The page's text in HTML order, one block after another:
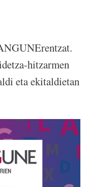
hitzarmen
eta ekitaldietan